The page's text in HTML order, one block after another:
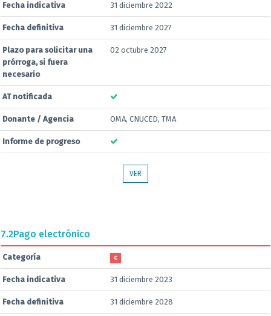
Fecha indicativa 31 diciembre 2022
Fecha definitiva 31 diciembre 2027
Plazo para solicitar una
prórroga, si fuera
necesario
02 octubre 2027
AT notificada
Donante / Agencia OMA, CNUCED, TMA
Informe de progreso
VER
7.2Pago electrónico
Categoría C
Fecha indicativa 31 diciembre 2023
Fecha definitiva 31 diciembre 2028